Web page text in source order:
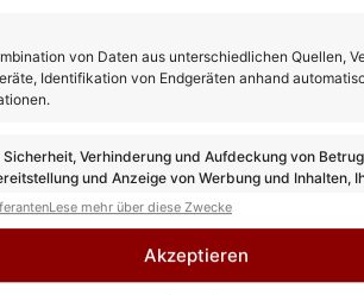
von Daten aus unterschiedlichen Quellen,
Identifikation von Endgeräten anhand
Verhinderung und Aufdeckung von
und Anzeige von Werbung und Inhalten,
Datenschutz speichern und übermitteln.
Lese mehr über diese Zwecke
Akzeptieren
„Schlager-Spaß mit Andy Borg“
Sendetermine: SO geht es nach der neuen
Schlager-Shows im August 2026 im
Überblick – „Sommer-Spaß“, „Giovanni
Zarrella Show“ & weitere Highlights